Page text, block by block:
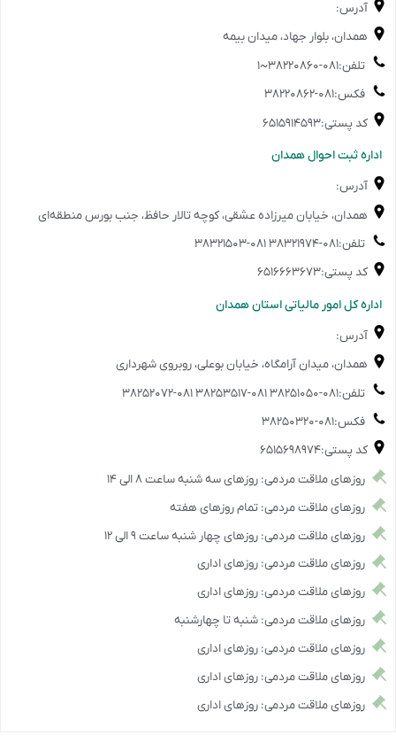
آدرس:
همدان، بلوار جهاد، میدان بیمه
تلفن:۰۸۱-۳۸۲۲۰۸۶۰~۱
فکس:۰۸۱-۳۸۲۲۰۸۶۲
کد پستی:۶۵۱۵۹۱۴۵۹۳
️اداره ثبت احوال همدان
آدرس:
همدان، خیابان میرزاده عشقی، کوچه تالار حافظ، جنب بورس منطقه‌ای
تلفن:۰۸۱-۳۸۳۲۱۹۷۴ ۰۸۱-۳۸۳۲۱۵۰۳
کد پستی:۶۵۱۶۶۶۳۶۷۳
️اداره کل امور مالیاتی استان همدان
آدرس:
همدان، میدان آرامگاه، خیابان بوعلی، روبروی شهرداری
تلفن:۰۸۱-۳۸۲۵۱۰۵۰ ۰۸۱-۳۸۲۵۳۵۱۷ ۰۸۱-۳۸۲۵۲۰۷۲
فکس:۰۸۱-۳۸۲۵۰۳۲۰
کد پستی:۶۵۱۵۶۹۸۹۷۴
روزهای ملاقت مردمی: روزهای سه شنبه ساعت ۸ الی ۱۴
روزهای ملاقت مردمی: تمام روزهای هفته
روزهای ملاقت مردمی: روزهای چهار شنبه ساعت ۹ الی ۱۲
روزهای ملاقت مردمی: روزهای اداری
روزهای ملاقت مردمی: روزهای اداری
روزهای ملاقت مردمی: شنبه تا چهارشنبه
روزهای ملاقت مردمی: روزهای اداری
روزهای ملاقت مردمی: روزهای اداری
روزهای ملاقت مردمی: روزهای اداری